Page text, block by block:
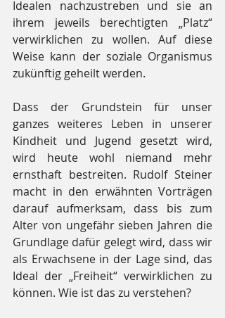
Idealen nachzustreben und sie an
ihrem jeweils berechtigten „Platz“
verwirklichen zu wollen. Auf diese
Weise kann der soziale Organismus
zukünftig geheilt werden.
Dass der Grundstein für unser
ganzes weiteres Leben in unserer
Kindheit und Jugend gesetzt wird,
wird heute wohl niemand mehr
ernsthaft bestreiten. Rudolf Steiner
macht in den erwähnten Vorträgen
darauf aufmerksam, dass bis zum
Alter von ungefähr sieben Jahren die
Grundlage dafür gelegt wird, dass wir
als Erwachsene in der Lage sind, das
Ideal der „Freiheit“ verwirklichen zu
können. Wie ist das zu verstehen?